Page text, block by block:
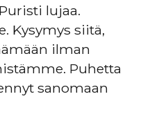
lujaa.
Kysymys siitä,
ilman
Puhetta
sanomaan